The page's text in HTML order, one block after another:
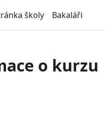
školy Bakaláři
o kurzu